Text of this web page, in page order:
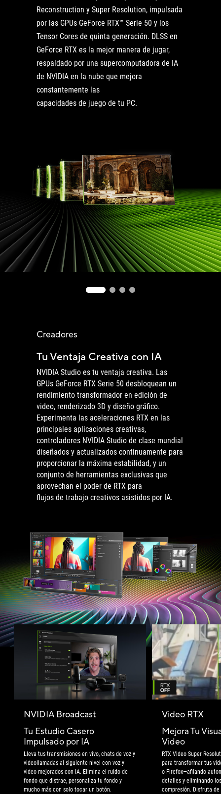
Reconstruction y Super Resolution, impulsada
por las GPUs GeForce RTX™ Serie 50 y los
Tensor Cores de quinta generación. DLSS en
GeForce RTX es la mejor manera de jugar,
respaldado por una supercomputadora de IA
de NVIDIA en la nube que mejora
constantemente las
capacidades de juego de tu PC.
Creadores
Tu Ventaja Creativa con IA
NVIDIA Studio es tu ventaja creativa. Las
GPUs GeForce RTX Serie 50 desbloquean un
rendimiento transformador en edición de
video, renderizado 3D y diseño gráfico.
Experimenta las aceleraciones RTX en las
principales aplicaciones creativas,
controladores NVIDIA Studio de clase mundial
diseñados y actualizados continuamente para
proporcionar la máxima estabilidad, y un
conjunto de herramientas exclusivas que
aprovechan el poder de RTX para
flujos de trabajo creativos asistidos por IA.
NVIDIA Broadcast
Tu Estudio Casero
Impulsado por IA
Lleva tus transmisiones en vivo, chats de voz y
videollamadas al siguiente nivel con voz y
video mejorados con IA. Elimina el ruido de
fondo que distrae, personaliza tu fondo y
mucho más con solo tocar un botón.
Video RTX
Mejora Tu
Video
RTX Video Super
para transformar tus
o Firefox—afilando
detalles y eliminando
compresión. Disfruta